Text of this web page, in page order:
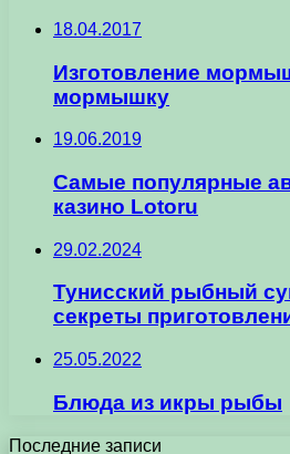
18.04.2017
Изготовление
мормышку
19.06.2019
Самые популярные
казино Lotoru
29.02.2024
Тунисский рыбный
секреты
25.05.2022
Блюда из икры рыбы
Последние записи